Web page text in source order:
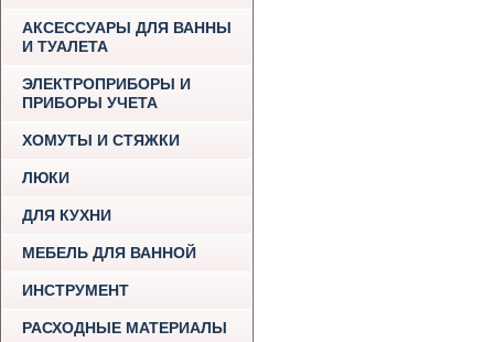
АКСЕССУАРЫ ДЛЯ ВАННЫ
И ТУАЛЕТА
ЭЛЕКТРОПРИБОРЫ И
ПРИБОРЫ УЧЕТА
ХОМУТЫ И СТЯЖКИ
ЛЮКИ
ДЛЯ КУХНИ
МЕБЕЛЬ ДЛЯ ВАННОЙ
ИНСТРУМЕНТ
РАСХОДНЫЕ МАТЕРИАЛЫ